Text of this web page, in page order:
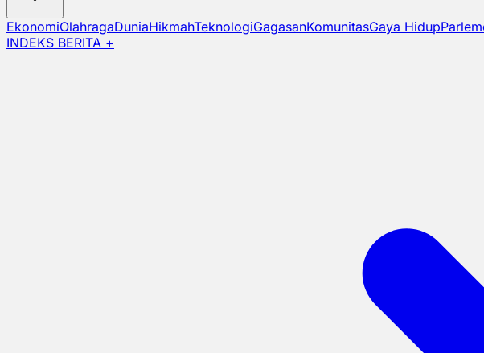
EkonomiOlahragaDuniaHikmahTeknologiGagasanKomunitasGaya Hidup
INDEKS BERITA +